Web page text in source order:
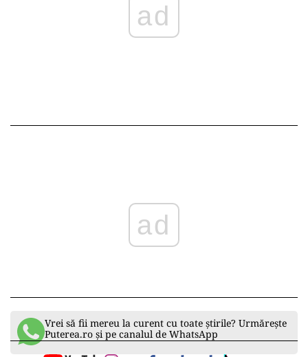
ad
ad
Vrei să fii mereu la curent cu toate știrile? Urmărește
Puterea.ro și pe canalul de WhatsApp